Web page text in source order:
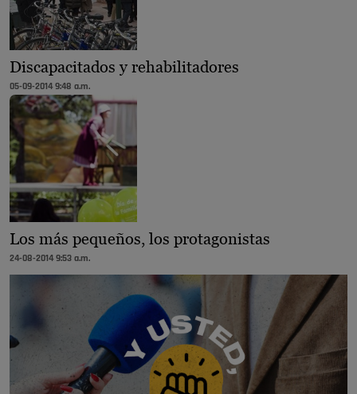
Discapacitados y rehabilitadores
05-09-2014 9:48 a.m.
Los más pequeños, los protagonistas
24-08-2014 9:53 a.m.